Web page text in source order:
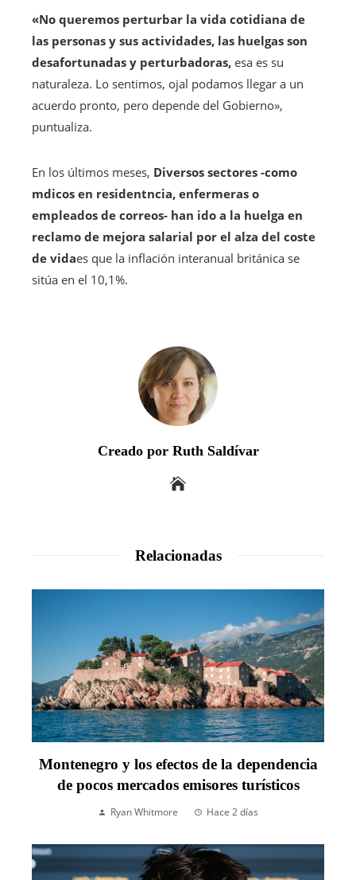
«No queremos perturbar la vida cotidiana de
las personas y sus actividades, las huelgas son
desafortunadas y perturbadoras, esa es su
naturaleza. Lo sentimos, ojal podamos llegar a un
acuerdo pronto, pero depende del Gobierno»,
puntualiza.
En los últimos meses, Diversos sectores -como
mdicos en residentncia, enfermeras o
empleados de correos- han ido a la huelga en
reclamo de mejora salarial por el alza del coste
de vidaes que la inflación interanual británica se
sitúa en el 10,1%.
Creado por Ruth Saldívar
Relacionadas
Montenegro y los efectos de la dependencia
de pocos mercados emisores turísticos
Ryan Whitmore Hace 2 días